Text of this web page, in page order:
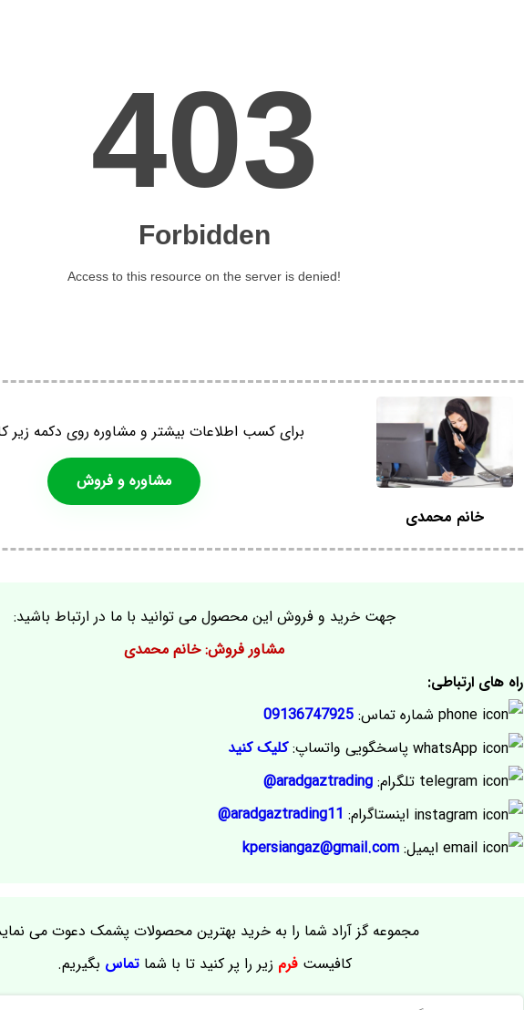
خانم محمدی
برای کسب اطلاعات بیشتر و مشاوره روی دکمه زیر
مشاوره و فروش
جهت خرید و فروش این محصول می توانید با ما در ارتباط باشید:
مشاور فروش: خانم محمدی
راه های ارتباطی:
شماره تماس: 09136747925
پاسخگویی واتساپ:کلیک کنید
تلگرام: aradgaztrading@
اینستاگرام: aradgaztrading11@
ایمیل: kpersiangaz@gmail.com
مجموعه گز آراد شما را به خرید بهترین محصولات پشمک دعوت می
کافیستفرم زیر را پر کنید تا با شماتماس بگیریم.